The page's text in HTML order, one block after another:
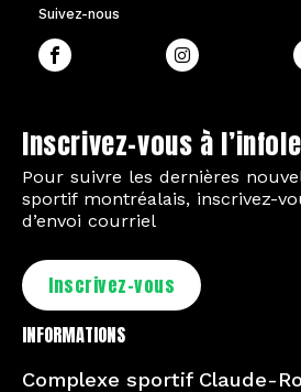
Suivez-nous
Inscrivez-vous à
Pour suivre les dernières
sportif montréalais, inscrivez-
d’envoi courriel
Inscrivez-vous
INFORMATIONS
Complexe sportif Claude-